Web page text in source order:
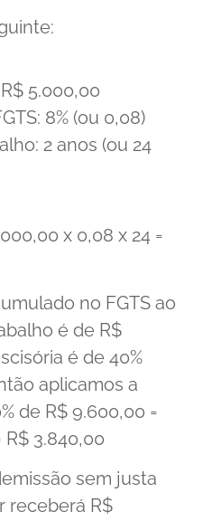
5.000,00
8% (ou 0,08)
2 anos (ou 24
x 0,08 x 24 =
no FGTS ao
é de R$
é de 40%
aplicamos a
de R$ 9.600,00 =
R$ 3.840,00
sem justa
receberá R$